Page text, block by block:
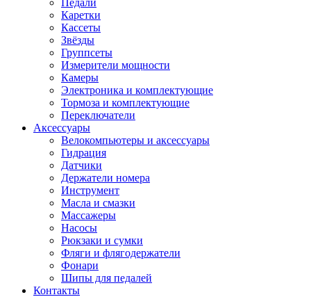
Педали
Каретки
Кассеты
Звёзды
Группсеты
Измерители мощности
Камеры
Электроника и комплектующие
Тормоза и комплектующие
Переключатели
Аксессуары
Велокомпьютеры и аксессуары
Гидрация
Датчики
Держатели номера
Инструмент
Масла и смазки
Массажеры
Насосы
Рюкзаки и сумки
Фляги и флягодержатели
Фонари
Шипы для педалей
Контакты